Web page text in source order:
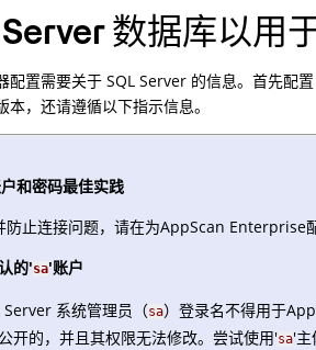
数据库以用
配置需要关于 SQL Server 的信息。首先配
，还请遵循以下指示信息。
和密码最佳实践
防止连接问题，请在为AppScan Enterprise
的'sa'账户
Server 系统管理员（sa）登录名不得用于
开的，并且其权限无法修改。尝试使用'sa'主